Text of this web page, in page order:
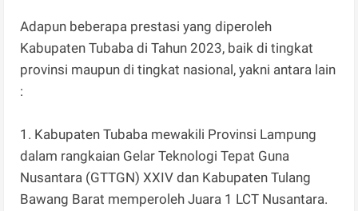
Adapun beberapa prestasi yang diperoleh
Kabupaten Tubaba di Tahun 2023, baik di tingkat
provinsi maupun di tingkat nasional, yakni antara lain
:
1. Kabupaten Tubaba mewakili Provinsi Lampung
dalam rangkaian Gelar Teknologi Tepat Guna
Nusantara (GTTGN) XXIV dan Kabupaten Tulang
Bawang Barat memperoleh Juara 1 LCT Nusantara.